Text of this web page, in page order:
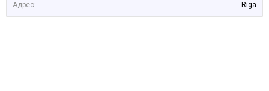
Адрес:
Riga